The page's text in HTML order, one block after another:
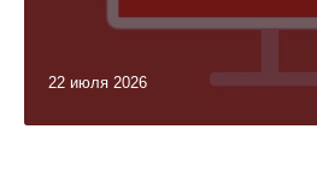
22 июля 2026